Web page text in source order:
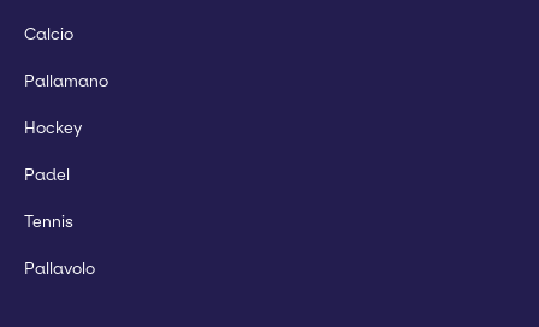
Calcio
Pallamano
Hockey
Padel
Tennis
Pallavolo